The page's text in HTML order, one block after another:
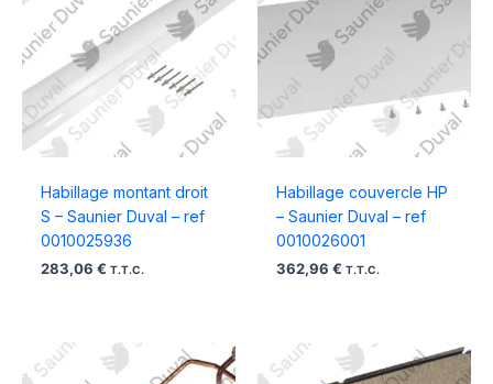
Habillage montant droit
S – Saunier Duval – ref
0010025936
283,06 € T.T.C.
Habillage couvercle HP
– Saunier Duval – ref
0010026001
362,96 € T.T.C.